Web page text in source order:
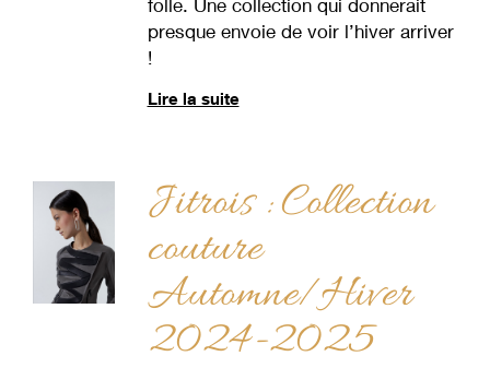
folle. Une collection qui donnerait
presque envoie de voir l’hiver arriver
!
Lire la suite
Jitrois : Collection
couture
Automne/Hiver
2024-2025